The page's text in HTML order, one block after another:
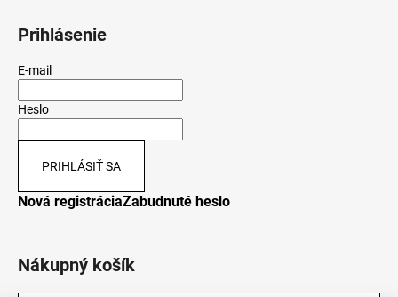
Prihlásenie
E-mail
Heslo
PRIHLÁSIŤ SA
Nová registráciaZabudnuté heslo
Nákupný košík